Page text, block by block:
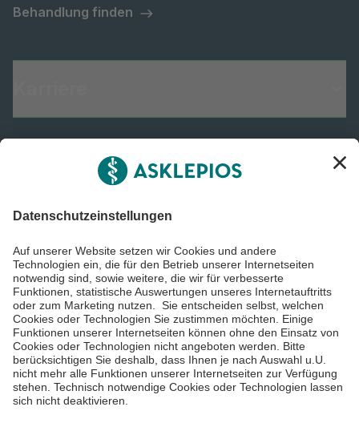
Behandlung finden
Informiert bleiben
Impressum
Datenschutzinformationen
Barrierefreiheit